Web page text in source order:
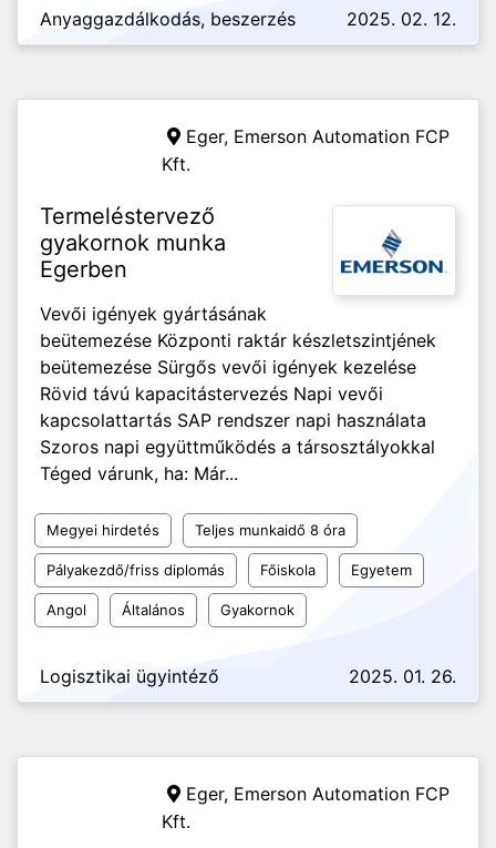
Anyaggazdálkodás, beszerzés 2025. 02. 12.
Eger, Emerson Automation FCP
Kft.
Termeléstervező
gyakornok munka
Egerben
Vevői igények gyártásának
beütemezése Központi raktár készletszintjének
beütemezése Sürgős vevői igények kezelése
Rövid távú kapacitástervezés Napi vevői
kapcsolattartás SAP rendszer napi használata
Szoros napi együttműködés a társosztályokkal
Téged várunk, ha: Már...
Megyei hirdetés Teljes munkaidő 8 óra
Pályakezdő/friss diplomás Főiskola Egyetem
Angol Általános Gyakornok
Logisztikai ügyintéző 2025. 01. 26.
Eger, Emerson Automation FCP
Kft.